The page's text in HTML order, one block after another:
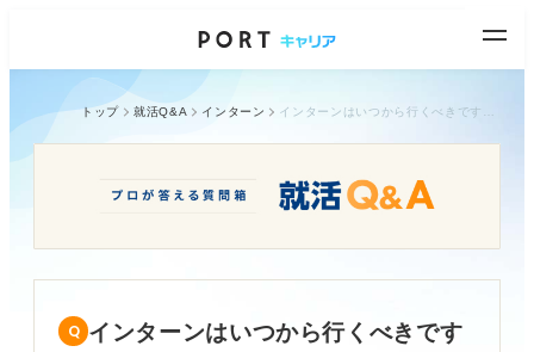
トップ 就活Q&A インターン
インターンはいつから行くべきです